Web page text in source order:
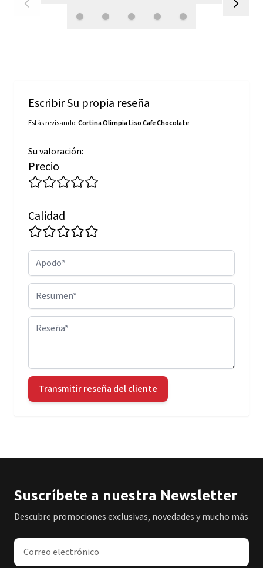
Escribir Su propia reseña
Estás revisando:Cortina Olimpia Liso Cafe Chocolate
Su valoración:
Precio
Calidad
Apodo
Resumen
Reseña
Transmitir reseña del cliente
Suscríbete a nuestra Newsletter
Descubre promociones exclusivas, novedades y mucho más
Dirección de correo electrónico